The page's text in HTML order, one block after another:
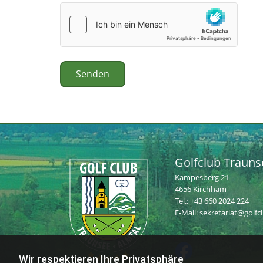
Wir respektieren Ihre Privatsphäre
Golfclub
Kampesberg 21
4656 Kirchham
Tel.:+43 660 2024 224
E-Mail: